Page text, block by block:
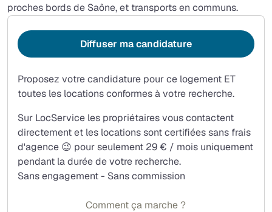
proches bords de Saône, et transports en communs.
Proposez votre candidature pour ce logement ET
toutes les locations conformes à votre recherche.
Sur LocService les propriétaires vous contactent
directement et les locations sont certifiées sans frais
d'agence 😉 pour seulement 29 € / mois uniquement
pendant la durée de votre recherche.
Sans engagement - Sans commission
Diffuser ma candidature
Comment ça marche ?